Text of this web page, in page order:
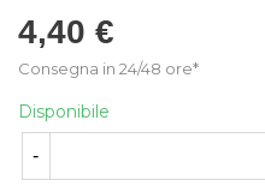
4,40 €
Consegna in 24/48 ore*
Disponibile
-